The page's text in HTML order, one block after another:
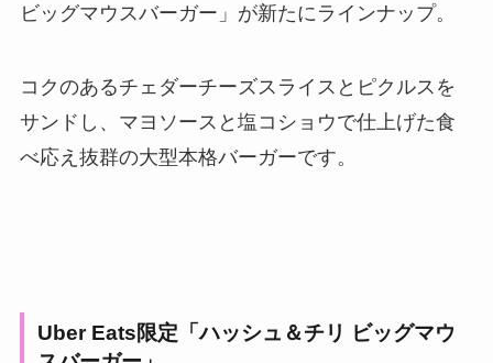
ビッグマウスバーガー」が新たにラインナップ。
コクのあるチェダーチーズスライスとピクルスを
サンドし、マヨソースと塩コショウで仕上げた食
べ応え抜群の大型本格バーガーです。
Uber Eats限定「ハッシュ＆チリ ビッグマウ